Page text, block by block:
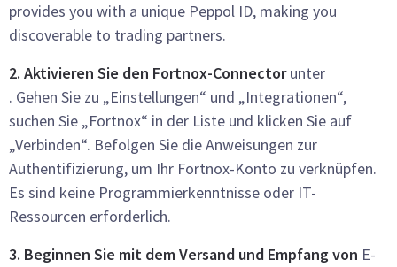
provides you with a unique Peppol ID, making you
discoverable to trading partners.
2. Aktivieren Sie den Fortnox-Connectorunter
. Gehen Sie zu „Einstellungen“ und „Integrationen“,
suchen Sie „Fortnox“ in der Liste und klicken Sie auf
„Verbinden“. Befolgen Sie die Anweisungen zur
Authentifizierung, um Ihr Fortnox-Konto zu verknüpfen.
Es sind keine Programmierkenntnisse oder IT-
Ressourcen erforderlich.
3. Beginnen Sie mit dem Versand und Empfang von E-